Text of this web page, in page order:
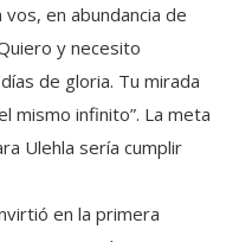
en abundancia de
y necesito
de gloria. Tu mirada
mismo infinito”. La meta
Ulehla sería cumplir
en la primera